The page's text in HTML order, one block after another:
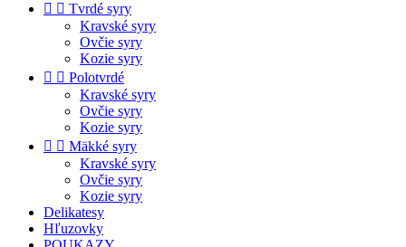
  Tvrdé syry
Kravské syry
Ovčie syry
Kozie syry
  Polotvrdé
Kravské syry
Ovčie syry
Kozie syry
  Mäkké syry
Kravské syry
Ovčie syry
Kozie syry
Delikatesy
Hľuzovky